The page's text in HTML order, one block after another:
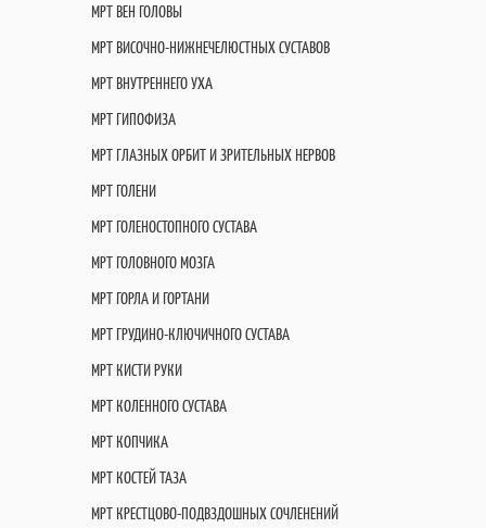
МРТ ВЕН ГОЛОВЫ
МРТ ВИСОЧНО-НИЖНЕЧЕЛЮСТНЫХ СУСТАВОВ
МРТ ВНУТРЕННЕГО УХА
МРТ ГИПОФИЗА
МРТ ГЛАЗНЫХ ОРБИТ И ЗРИТЕЛЬНЫХ НЕРВОВ
МРТ ГОЛЕНИ
МРТ ГОЛЕНОСТОПНОГО СУСТАВА
МРТ ГОЛОВНОГО МОЗГА
МРТ ГОРЛА И ГОРТАНИ
МРТ ГРУДИНО-КЛЮЧИЧНОГО СУСТАВА
МРТ КИСТИ РУКИ
МРТ КОЛЕННОГО СУСТАВА
МРТ КОПЧИКА
МРТ КОСТЕЙ ТАЗА
МРТ КРЕСТЦОВО-ПОДВЗДОШНЫХ СОЧЛЕНЕНИЙ